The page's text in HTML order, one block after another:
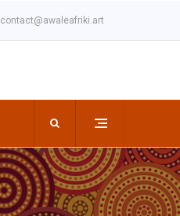
contact@awaleafriki.art